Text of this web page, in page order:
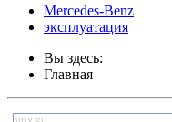
Mercedes-Benz
эксплуатация
Вы здесь:
Главная